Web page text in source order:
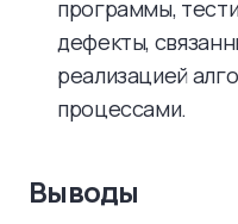
программы,
дефекты,
реализацией
процессами.
Выводы